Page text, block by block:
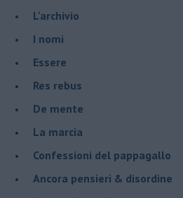
L'archivio
I nomi
Essere
Res rebus
De mente
La marcia
Confessioni del pappagallo
Ancora pensieri & disordine